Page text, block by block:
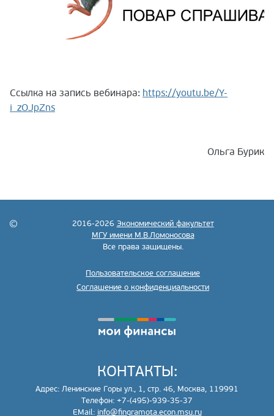
Ссылка на запись вебинара: https://youtu.be/Y-
i_zOJpZns
Ольга Бурик
2016-2026 Экономический факультет
МГУ имени М.В.Ломоносова
Все права защищены.
Пользовательское соглашение
Соглашение о конфиденциальности
КОНТАКТЫ:
Адрес: Ленинские Горы ул., 1, стр. 46, Москва, 119991
Телефон: +7-(495)-939-35-37
EMail: info@fingramota.econ.msu.ru